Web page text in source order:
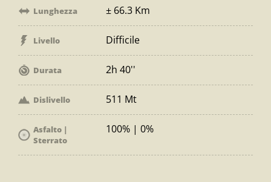
Lunghezza ± 66.3 Km
Livello Difficile
Durata 2h 40''
Dislivello 511 Mt
Asfalto |
Sterrato
100% | 0%